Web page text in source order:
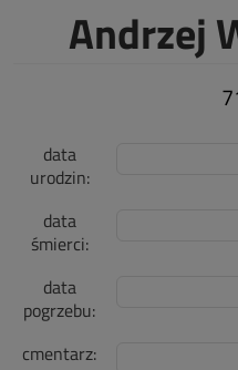
Andrzej
data
urodzin:
data
śmierci:
data
pogrzebu:
cmentarz: